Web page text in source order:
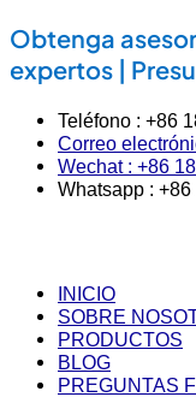
Obtenga
expertos |
Teléfono : +86
Correo
Wechat : +86
Whatsapp :
INICIO
SOBRE
PRODUCTOS
BLOG
PREGUNTAS